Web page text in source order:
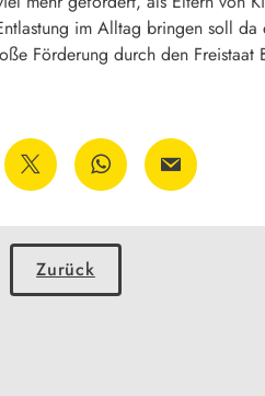
im Alltag bringen soll
Förderung durch den Freistaat
Zurück